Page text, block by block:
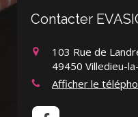
Contacter
103 Rue de
49450 Villedieu-
Afficher le